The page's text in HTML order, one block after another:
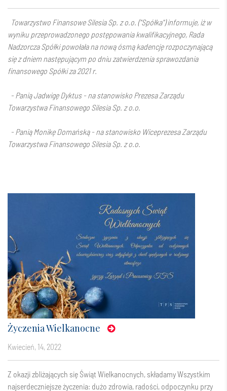
Towarzystwo Finansowe Silesia Sp. z o.o. ("Spółka") informuje, iż w
wyniku przeprowadzonego postępowania kwalifikacyjnego, Rada
Nadzorcza Spółki powołała na nową ósmą kadencję rozpoczynającą
się z dniem następującym po dniu zatwierdzenia sprawozdania
finansowego Spółki za 2021 r.
- Panią Jadwigę Dyktus - na stanowisko Prezesa Zarządu
Towarzystwa Finansowego Silesia Sp. z o.o.
- Panią Monikę Domańską - na stanowisko Wiceprezesa Zarządu
Towarzystwa Finansowego Silesia Sp. z o.o.
Życzenia Wielkanocne
kwiecień, 14, 2022
Z okazji zbliżających się Świąt Wielkanocnych, składamy Wszystkim
najserdeczniejsze życzenia: dużo zdrowia, radości, odpoczynku przy